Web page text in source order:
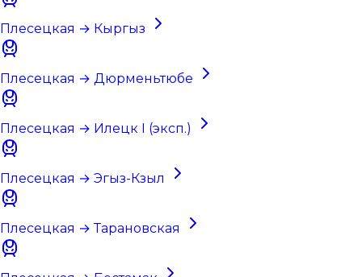
Плесецкая → Кыргыз
Плесецкая → Дюрменьтюбе
Плесецкая → Илецк I (эксп.)
Плесецкая → Эгыз-Кзыл
Плесецкая → Тарановская